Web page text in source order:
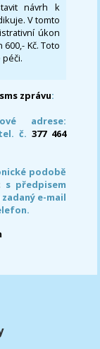
návrh k
V tomto
úkon
Kč. Toto
zprávu:
adrese:
č. 377 464
podobě
s předpisem
e-mail